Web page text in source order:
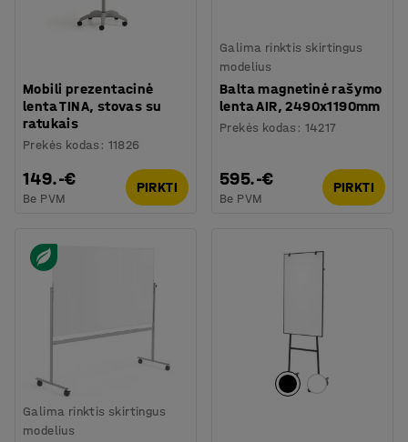
Mobili prezentacinė
lenta TINA, stovas su
ratukais
Prekės kodas : 11826
149.-€
Be PVM
PIRKTI
Galima rinktis skirtingus
modelius
Balta magnetinė rašymo
lenta AIR, 2490x1190mm
Prekės kodas : 14217
595.-€
Be PVM
PIRKTI
Galima rinktis skirtingus
modelius